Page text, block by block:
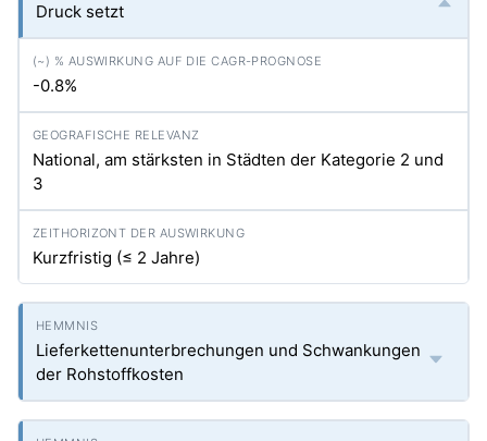
Druck setzt
-0.8%
National, am stärksten in Städten der Kategorie 2 und
3
Kurzfristig (≤ 2 Jahre)
Lieferkettenunterbrechungen und Schwankungen
der Rohstoffkosten